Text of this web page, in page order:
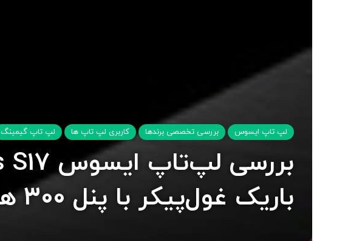
لپ تاپ ایسوس بررسی تخصصی برندها کاربری لپ تاپ ها لپ تاپ گیمینگ
باریک غول‌پیکر با پنل 300 هرتزی